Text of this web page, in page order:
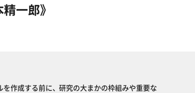
一郎》
作成する前に、研究の大まかの枠組みや重要な